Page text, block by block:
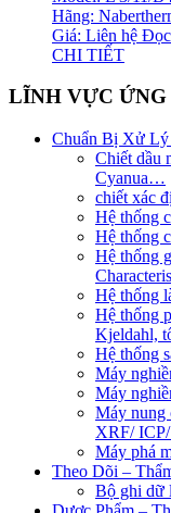
Hãng:
Giá: Liên hệ
CHI TIẾT
LĨNH VỰC ỨNG
Chuẩn Bị Xử Lý
Chiết dầu
Cyanua…
chiết xác
Hệ thống
Hệ thống
Hệ thống
Hệ thống
Hệ thống
Kjeldahl,
Hệ thống
Máy
Máy
Máy nung
XRF/
Máy phá
Theo Dõi –
Bộ ghi dữ